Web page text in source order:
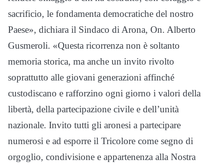
sacrificio, le fondamenta democratiche del nostro
Paese», dichiara il Sindaco di Arona, On. Alberto
Gusmeroli. «Questa ricorrenza non è soltanto
memoria storica, ma anche un invito rivolto
soprattutto alle giovani generazioni affinché
custodiscano e rafforzino ogni giorno i valori della
libertà, della partecipazione civile e dell’unità
nazionale. Invito tutti gli aronesi a partecipare
numerosi e ad esporre il Tricolore come segno di
orgoglio, condivisione e appartenenza alla Nostra